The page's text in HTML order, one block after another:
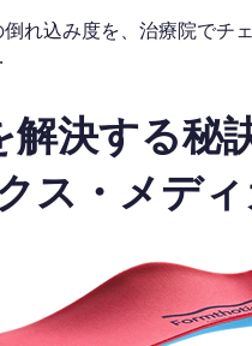
れ込み度を、治療院でチ
解決する秘
ス・メデ